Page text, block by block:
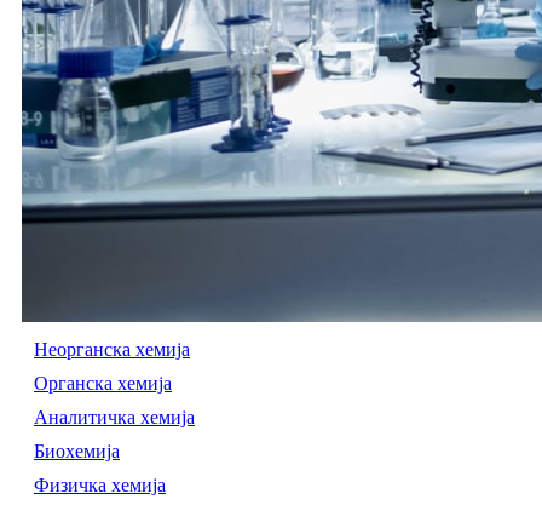
Неорганска хемија
Органска хемија
Аналитичка хемија
Биохемија
Физичка хемија